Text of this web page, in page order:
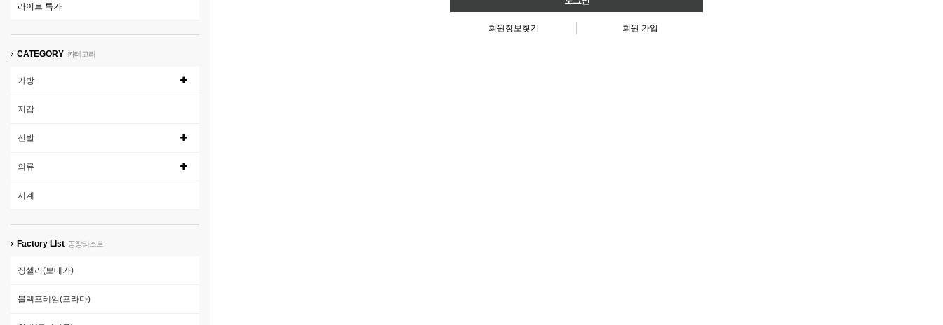
라이브 특가
CATEGORY 카테고리
가방
지갑
신발
의류
시계
Factory LIst 공장리스트
징셀러(보테가)
블랙프레임(프라다)
회원정보찾기 회원 가입